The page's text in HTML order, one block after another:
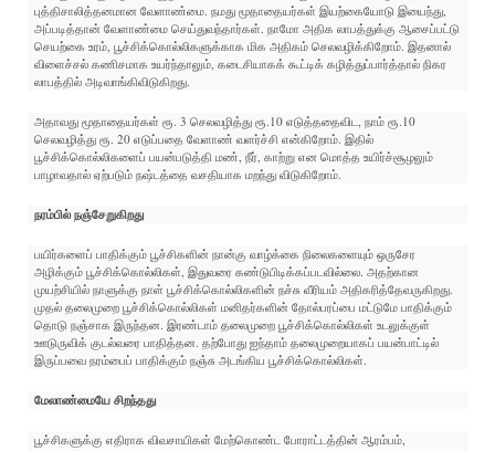
புத்திசாலித்தனமான வேளாண்மை. நமது மூதாதையர்கள் இயற்கையோடு இயைந்து,
அப்படித்தான் வேளாண்மை செய்துவந்தார்கள். நாமோ அதிக லாபத்துக்கு ஆசைப்பட்டு
செயற்கை உரம், பூச்சிக்கொல்லிகளுக்காக மிக அதிகம் செலவழிக்கிறோம். இதனால்
விளைச்சல் கணிசமாக உயர்ந்தாலும், கடைசியாகக் கூட்டிக் கழித்துப்பார்த்தால் நிகர
லாபத்தில் அடிவாங்கிவிடுகிறது.
அதாவது மூதாதையர்கள் ரூ. 3 செலவழித்து ரூ.10 எடுத்ததைவிட, நாம் ரூ.10
செலவழித்து ரூ. 20 எடுப்பதை வேளாண் வளர்ச்சி என்கிறோம். இதில்
பூச்சிக்கொல்லிகளைப் பயன்படுத்தி மண், நீர், காற்று என மொத்த உயிர்ச்சூழலும்
பாழாவதால் ஏற்படும் நஷ்டத்தை வசதியாக மறந்து விடுகிறோம்.
நரம்பில் நஞ்சேறுகிறது
பயிர்களைப் பாதிக்கும் பூச்சிகளின் நான்கு வாழ்க்கை நிலைகளையும் ஒருசேர
அழிக்கும் பூச்சிக்கொல்லிகள், இதுவரை கண்டுபிடிக்கப்படவில்லை. அதற்கான
முயற்சியில் நாளுக்கு நாள் பூச்சிக்கொல்லிகளின் நச்சு வீரியம் அதிகரித்தேவருகிறது.
முதல் தலைமுறை பூச்சிக்கொல்லிகள் மனிதர்களின் தோல்பரப்பை மட்டுமே பாதிக்கும்
தொடு நஞ்சாக இருந்தன. இரண்டாம் தலைமுறை பூச்சிக்கொல்லிகள் உடலுக்குள்
ஊடுருவிக் குடல்வரை பாதித்தன. தற்போது ஐந்தாம் தலைமுறையாகப் பயன்பாட்டில்
இருப்பவை நரம்பைப் பாதிக்கும் நஞ்சு அடங்கிய பூச்சிக்கொல்லிகள்.
மேலாண்மையே சிறந்தது
பூச்சிகளுக்கு எதிராக விவசாயிகள் மேற்கொண்ட போராட்டத்தின் ஆரம்பம்,